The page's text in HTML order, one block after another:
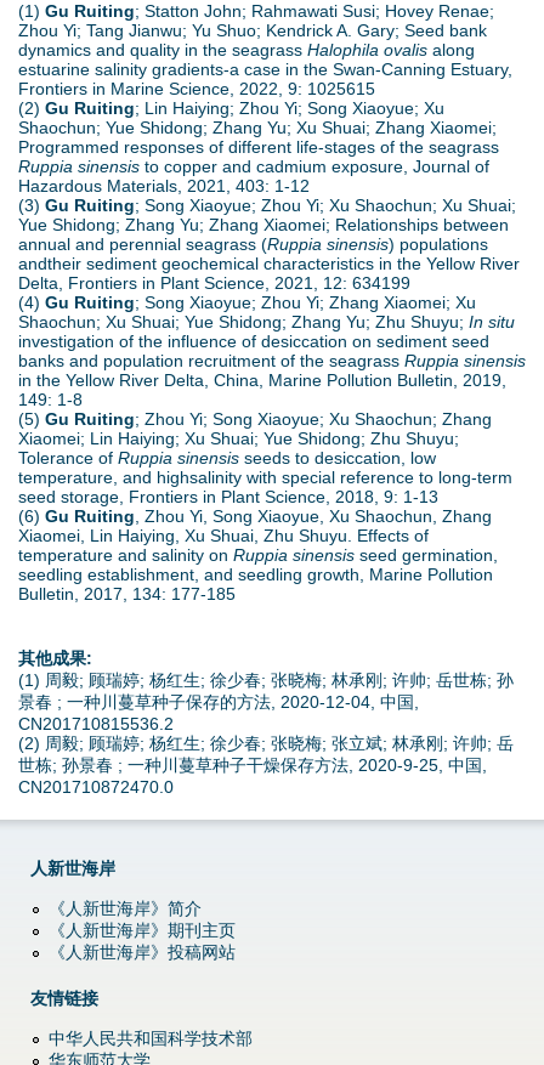
(1) Gu Ruiting; Statton John; Rahmawati Susi; Hovey Renae;
Zhou Yi; Tang Jianwu; Yu Shuo; Kendrick A. Gary; Seed bank
dynamics and quality in the seagrass Halophila ovalis along
estuarine salinity gradients-a case in the Swan-Canning Estuary,
Frontiers in Marine Science, 2022, 9: 1025615
(2) Gu Ruiting; Lin Haiying; Zhou Yi; Song Xiaoyue; Xu
Shaochun; Yue Shidong; Zhang Yu; Xu Shuai; Zhang Xiaomei;
Programmed responses of different life-stages of the seagrass
Ruppia sinensis to copper and cadmium exposure, Journal of
Hazardous Materials, 2021, 403: 1-12
(3) Gu Ruiting; Song Xiaoyue; Zhou Yi; Xu Shaochun; Xu Shuai;
Yue Shidong; Zhang Yu; Zhang Xiaomei; Relationships between
annual and perennial seagrass (Ruppia sinensis) populations
andtheir sediment geochemical characteristics in the Yellow River
Delta, Frontiers in Plant Science, 2021, 12: 634199
(4) Gu Ruiting; Song Xiaoyue; Zhou Yi; Zhang Xiaomei; Xu
Shaochun; Xu Shuai; Yue Shidong; Zhang Yu; Zhu Shuyu; In situ
investigation of the influence of desiccation on sediment seed
banks and population recruitment of the seagrass Ruppia sinensis
in the Yellow River Delta, China, Marine Pollution Bulletin, 2019,
149: 1-8
(5) Gu Ruiting; Zhou Yi; Song Xiaoyue; Xu Shaochun; Zhang
Xiaomei; Lin Haiying; Xu Shuai; Yue Shidong; Zhu Shuyu;
Tolerance of Ruppia sinensis seeds to desiccation, low
temperature, and highsalinity with special reference to long-term
seed storage, Frontiers in Plant Science, 2018, 9: 1-13
(6) Gu Ruiting , Zhou Yi, Song Xiaoyue, Xu Shaochun, Zhang
Xiaomei, Lin Haiying, Xu Shuai, Zhu Shuyu. Effects of
temperature and salinity on Ruppia sinensis seed germination,
seedling establishment, and seedling growth, Marine Pollution
Bulletin, 2017, 134: 177-185
其他成果:
(1) 周毅; 顾瑞婷; 杨红生; 徐少春; 张晓梅; 林承刚; 许帅; 岳世栋; 孙
景春 ; 一种川蔓草种子保存的方法, 2020-12-04, 中国,
CN201710815536.2
(2) 周毅; 顾瑞婷; 杨红生; 徐少春; 张晓梅; 张立斌; 林承刚; 许帅; 岳
世栋; 孙景春 ; 一种川蔓草种子干燥保存方法, 2020-9-25, 中国,
CN201710872470.0
人新世海岸
《人新世海岸》简介
《人新世海岸》期刊主页
《人新世海岸》投稿网站
友情链接
中华人民共和国科学技术部
华东师范大学